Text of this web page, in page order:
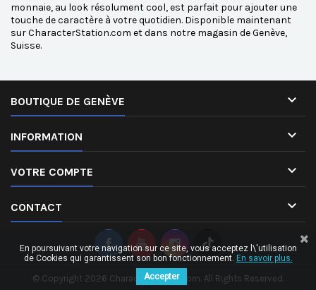
monnaie, au look résolument cool, est parfait pour ajouter une
touche de caractère à votre quotidien. Disponible maintenant
sur CharacterStation.com et dans notre magasin de Genève,
Suisse.
BOUTIQUE DE GENÈVE 
INFORMATION 
VOTRE COMPTE 
CONTACT 
© Copyright 2026 CharacterStation.com. All Rights Reserved.
En poursuivant votre navigation sur ce site, vous acceptez l\'utilisation
de Cookies qui garantissent son bon fonctionnement. En savoir plus.
Accepter